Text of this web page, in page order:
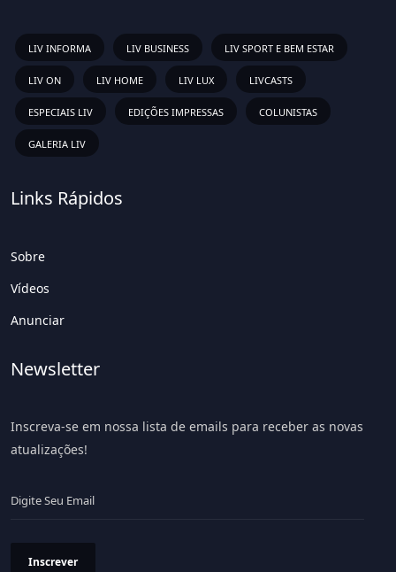
LIV INFORMA LIV BUSINESS LIV SPORT E BEM ESTAR
LIV ON LIV HOME LIV LUX LIVCASTS
ESPECIAIS LIV EDIÇÕES IMPRESSAS COLUNISTAS
GALERIA LIV
Links Rápidos
Sobre
Vídeos
Anunciar
Newsletter
Inscreva-se em nossa lista de emails para receber as novas
atualizações!
Inscrever